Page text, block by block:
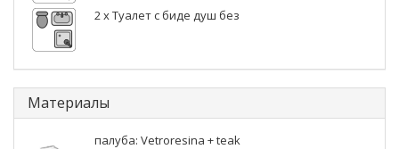
2 x Туалет с биде душ без
Материалы
палуба: Vetroresina + teak